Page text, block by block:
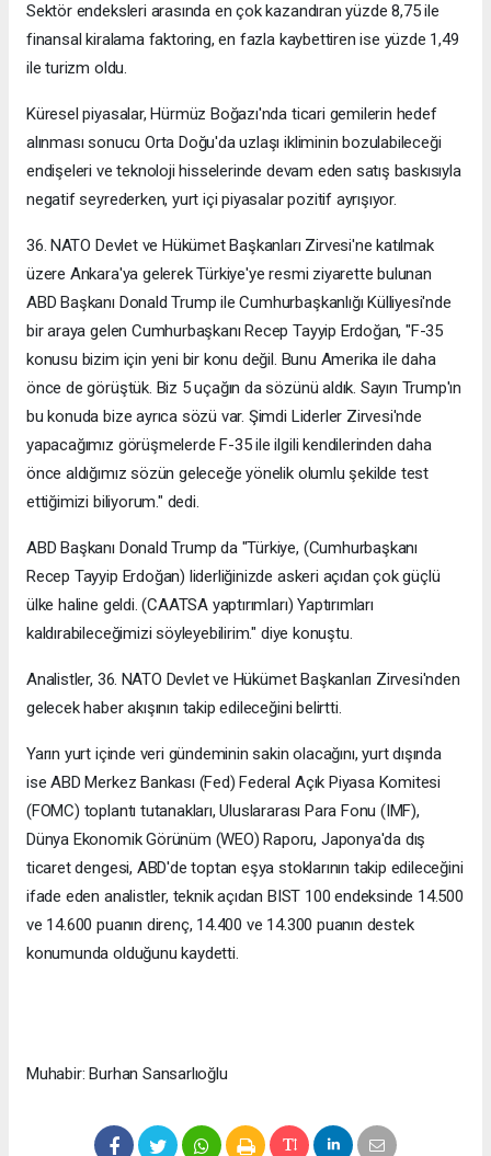
Sektör endeksleri arasında en çok kazandıran yüzde 8,75 ile
finansal kiralama faktoring, en fazla kaybettiren ise yüzde 1,49
ile turizm oldu.
Küresel piyasalar, Hürmüz Boğazı'nda ticari gemilerin hedef
alınması sonucu Orta Doğu'da uzlaşı ikliminin bozulabileceği
endişeleri ve teknoloji hisselerinde devam eden satış baskısıyla
negatif seyrederken, yurt içi piyasalar pozitif ayrışıyor.
36.⁠ ⁠NATO Devlet ve Hükümet Başkanları Zirvesi'ne katılmak
üzere Ankara'ya gelerek Türkiye'ye resmi ziyarette bulunan
ABD Başkanı Donald Trump ile Cumhurbaşkanlığı Külliyesi'nde
bir araya gelen Cumhurbaşkanı Recep Tayyip Erdoğan, "F-35
konusu bizim için yeni bir konu değil. Bunu Amerika ile daha
önce de görüştük. Biz 5 uçağın da sözünü aldık. Sayın Trump'ın
bu konuda bize ayrıca sözü var. Şimdi Liderler Zirvesi'nde
yapacağımız görüşmelerde F-35 ile ilgili kendilerinden daha
önce aldığımız sözün geleceğe yönelik olumlu şekilde test
ettiğimizi biliyorum." dedi.
ABD Başkanı Donald Trump da "Türkiye, (Cumhurbaşkanı
Recep Tayyip Erdoğan) liderliğinizde askeri açıdan çok güçlü
ülke haline geldi. (CAATSA yaptırımları) Yaptırımları
kaldırabileceğimizi söyleyebilirim." diye konuştu.
Analistler, 36.⁠ ⁠NATO Devlet ve Hükümet Başkanları Zirvesi'nden
gelecek haber akışının takip edileceğini belirtti.
Yarın yurt içinde veri gündeminin sakin olacağını, yurt dışında
ise ABD Merkez Bankası (Fed) Federal Açık Piyasa Komitesi
(FOMC) toplantı tutanakları, Uluslararası Para Fonu (IMF),
Dünya Ekonomik Görünüm (WEO) Raporu, Japonya'da dış
ticaret dengesi, ABD'de toptan eşya stoklarının takip edileceğini
ifade eden analistler, teknik açıdan BIST 100 endeksinde 14.500
ve 14.600 puanın direnç, 14.400 ve 14.300 puanın destek
konumunda olduğunu kaydetti.
Muhabir: Burhan Sansarlıoğlu